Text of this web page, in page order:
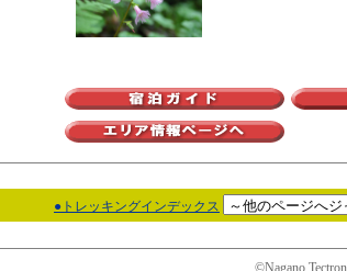
●トレッキングインデックス
©Nagano